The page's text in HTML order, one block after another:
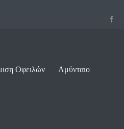
Οφειλών Αμύνταιο